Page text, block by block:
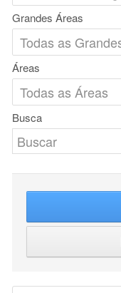
Grandes Áreas
Áreas
Busca